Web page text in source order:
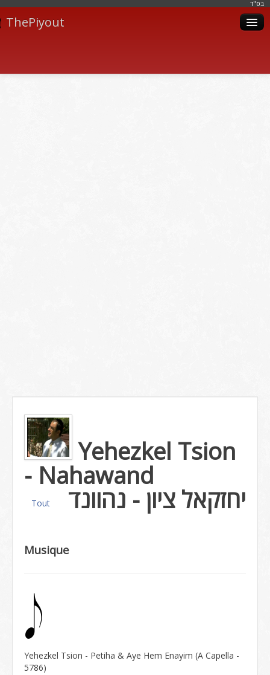
בּס"ד
ThePiyout
Yehezkel Tsion
- Nahawand
יחזקאל ציון - נהוונד Tout
Musique
Yehezkel Tsion - Petiha & Aye Hem Enayim (A Capella -
5786)